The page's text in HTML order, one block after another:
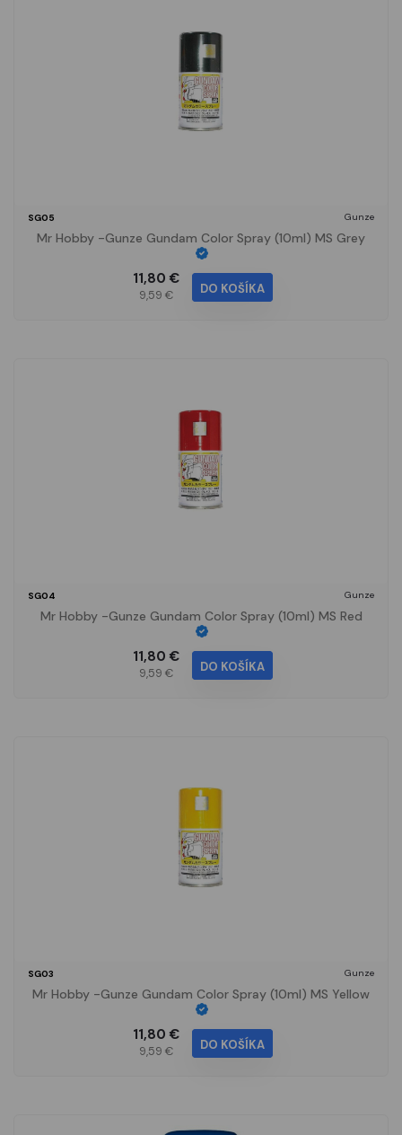
SG05 Gunze
Mr Hobby -Gunze Gundam Color Spray (10ml) MS Grey
11,80 €
9,59 € DO KOŠÍKA
SG04 Gunze
Mr Hobby -Gunze Gundam Color Spray (10ml) MS Red
11,80 €
9,59 € DO KOŠÍKA
SG03 Gunze
Mr Hobby -Gunze Gundam Color Spray (10ml) MS Yellow
11,80 €
9,59 € DO KOŠÍKA